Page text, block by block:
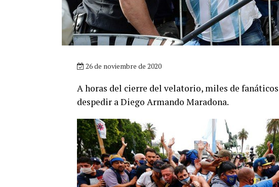
26 de noviembre de 2020
A horas del cierre del velatorio, miles de
despedir a Diego Armando Maradona.